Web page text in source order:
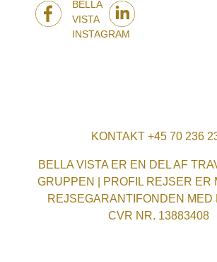
KONTAKT +45 70 236
BELLA VISTA ER EN DEL AF
GRUPPEN | PROFIL REJSER ER
REJSEGARANTIFONDEN MED
CVR NR. 13883408